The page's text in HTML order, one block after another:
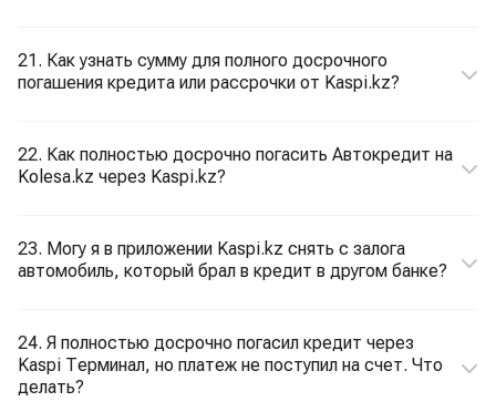
21. Как узнать сумму для полного досрочного
погашения кредита или рассрочки от Kaspi.kz?
22. Как полностью досрочно погасить Автокредит на
Kolesa.kz через Kaspi.kz?
23. Могу я в приложении Kaspi.kz снять с залога
автомобиль, который брал в кредит в другом банке?
24. Я полностью досрочно погасил кредит через
Kaspi Терминал, но платеж не поступил на счет. Что
делать?